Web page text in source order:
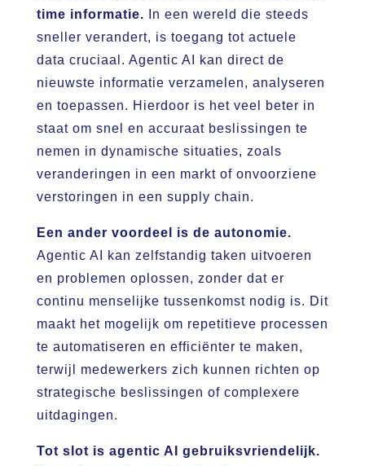
time informatie. In een wereld die steeds
sneller verandert, is toegang tot actuele
data cruciaal. Agentic AI kan direct de
nieuwste informatie verzamelen, analyseren
en toepassen. Hierdoor is het veel beter in
staat om snel en accuraat beslissingen te
nemen in dynamische situaties, zoals
veranderingen in een markt of onvoorziene
verstoringen in een supply chain.
Een ander voordeel is de autonomie.
Agentic AI kan zelfstandig taken uitvoeren
en problemen oplossen, zonder dat er
continu menselijke tussenkomst nodig is. Dit
maakt het mogelijk om repetitieve processen
te automatiseren en efficiënter te maken,
terwijl medewerkers zich kunnen richten op
strategische beslissingen of complexere
uitdagingen.
Tot slot is agentic AI gebruiksvriendelijk.